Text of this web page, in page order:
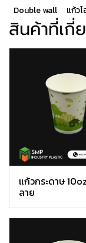
Double wall
แก้วไ
สินค้าที่เกี่
แก้วกระดาษ
ลาย